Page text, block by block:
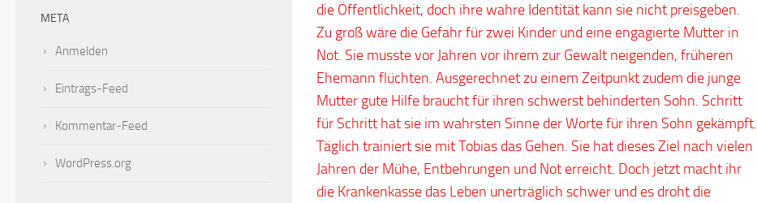
die Öffentlichkeit, doch ihre wahre Identität kann sie nicht preisgeben.
Zu groß wäre die Gefahr für zwei Kinder und eine engagierte Mutter in
Not. Sie musste vor Jahren vor ihrem zur Gewalt neigenden, früheren
Ehemann flüchten. Ausgerechnet zu einem Zeitpunkt zudem die junge
Mutter gute Hilfe braucht für ihren schwerst behinderten Sohn. Schritt
für Schritt hat sie im wahrsten Sinne der Worte für ihren Sohn gekämpft.
Täglich trainiert sie mit Tobias das Gehen. Sie hat dieses Ziel nach vielen
Jahren der Mühe, Entbehrungen und Not erreicht. Doch jetzt macht ihr
die Krankenkasse das Leben unerträglich schwer und es droht die
META
Anmelden
Eintrags-Feed
Kommentar-Feed
WordPress.org